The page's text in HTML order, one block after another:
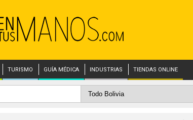
TURISMO GUÍA MÉDICA INDUSTRIAS TIENDAS ONLINE